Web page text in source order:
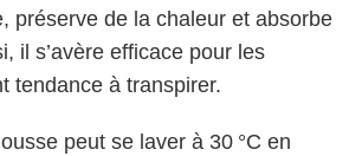
préserve de la chaleur et absorbe
il s’avère efficace pour les
tendance à transpirer.
peut se laver à 30 °C en